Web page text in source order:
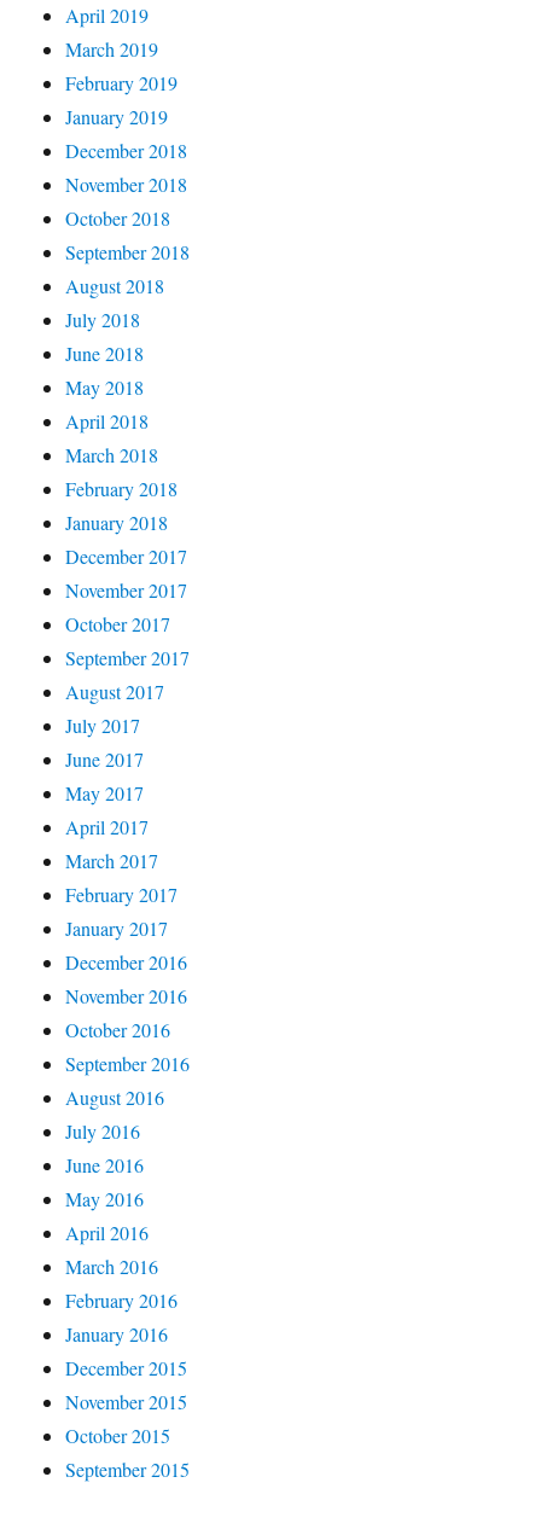
April 2019
March 2019
February 2019
January 2019
December 2018
November 2018
October 2018
September 2018
August 2018
July 2018
June 2018
May 2018
April 2018
March 2018
February 2018
January 2018
December 2017
November 2017
October 2017
September 2017
August 2017
July 2017
June 2017
May 2017
April 2017
March 2017
February 2017
January 2017
December 2016
November 2016
October 2016
September 2016
August 2016
July 2016
June 2016
May 2016
April 2016
March 2016
February 2016
January 2016
December 2015
November 2015
October 2015
September 2015